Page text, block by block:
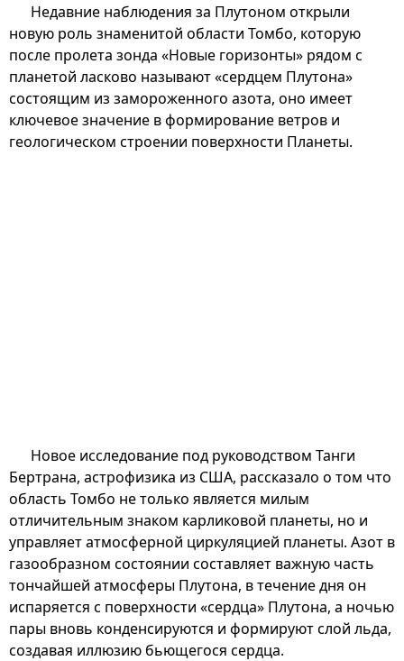
Недавние наблюдения за Плутоном открыли
новую роль знаменитой области Томбо, которую
после пролета зонда «Новые горизонты» рядом с
планетой ласково называют «сердцем Плутона»
состоящим из замороженного азота, оно имеет
ключевое значение в формирование ветров и
геологическом строении поверхности Планеты.
Новое исследование под руководством Танги
Бертрана, астрофизика из США, рассказало о том что
область Томбо не только является милым
отличительным знаком карликовой планеты, но и
управляет атмосферной циркуляцией планеты. Азот в
газообразном состоянии составляет важную часть
тончайшей атмосферы Плутона, в течение дня он
испаряется с поверхности «сердца» Плутона, а ночью
пары вновь конденсируются и формируют слой льда,
создавая иллюзию бьющегося сердца.